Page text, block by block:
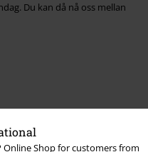
Online Shop for customers from
Du kan då nå oss mellan